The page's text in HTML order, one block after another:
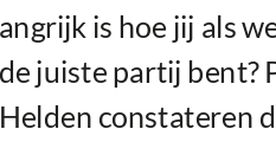
is hoe jij als
juiste partij bent?
constateren